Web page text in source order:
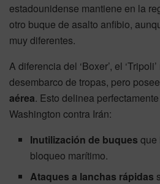
estadounidense mantiene en la
otro buque de asalto anfibio,
muy diferentes.
A diferencia del ‘Boxer’, el
desembarco de tropas, pero
aérea. Esto delinea
Washington contra Irán:
Inutilización de buques que
bloqueo marítimo.
Ataques a lanchas rápidas